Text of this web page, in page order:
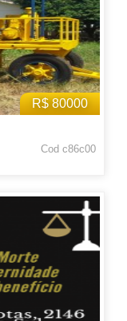
R$ 80000
Cod c86c00